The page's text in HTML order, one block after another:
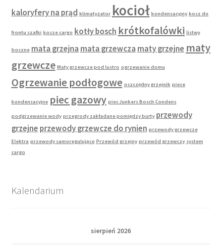
kaloryfery na prąd klimatyzator kocioł kondensacyjny kosz do
frontu szafki kosze cargo kotły bosch krótkofalówki listwy
boczne mata grzejna mata grzewcza maty grzejne maty
grzewcze Maty grzewcze pod lustro ogrzewanie domu
Ogrzewanie podłogowe oszczędny grzejnik piece
kondensacyjne piec gazowy piec Junkers Bosch Condens
podgrzewanie wody przegrody zakładane pomiędzy burty przewody
grzejne przewody grzewcze do rynien przewody grzewcze
Elektra przewody samoregulujące Przewód grzejny przewód grzewczy system
cargo
Kalendarium
sierpień 2026